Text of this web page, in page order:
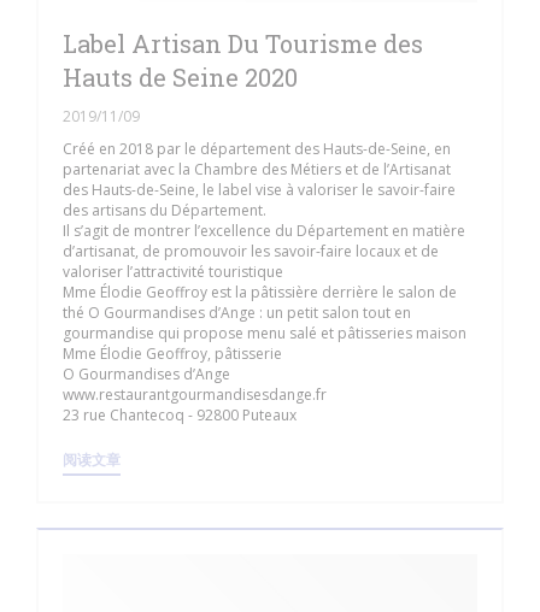
Label Artisan Du Tourisme des
Hauts de Seine 2020
2019/11/09
Créé en 2018 par le département des Hauts-de-Seine, en
partenariat avec la Chambre des Métiers et de l’Artisanat
des Hauts-de-Seine, le label vise à valoriser le savoir-faire
des artisans du Département.
Il s’agit de montrer l’excellence du Département en matière
d’artisanat, de promouvoir les savoir-faire locaux et de
valoriser l’attractivité touristique
Mme Élodie Geoffroy est la pâtissière derrière le salon de
thé O Gourmandises d’Ange : un petit salon tout en
gourmandise qui propose menu salé et pâtisseries maison
Mme Élodie Geoffroy, pâtisserie
O Gourmandises d’Ange
www.restaurantgourmandisesdange.fr
23 rue Chantecoq - 92800 Puteaux
阅读文章((在新窗口中打开))